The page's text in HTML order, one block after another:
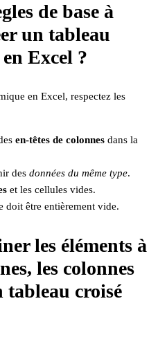
de base à
un tableau
Excel ?
en Excel, respectez les
en-têtes de colonnes dans la
des données du même type.
et les cellules vides.
doit être entièrement vide.
les éléments à
les colonnes
tableau croisé